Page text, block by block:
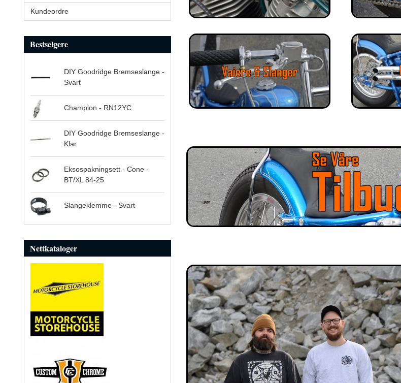
Kundeordre
Bestselgere
DIY Goodridge Bremseslange -
Svart
Champion - RN12YC
DIY Goodridge Bremseslange -
Klar
Eksospakningsett - Cone -
BT/XL 84-25
Slangeklemme - Svart
Nettkataloger